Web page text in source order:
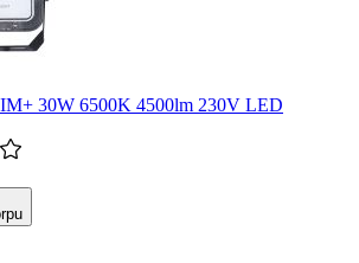
30W 6500K 4500lm 230V LED